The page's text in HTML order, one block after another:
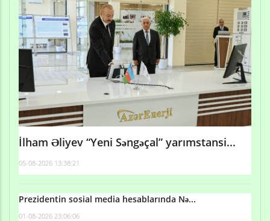
İlham Əliyev “Yeni Səngəçal” yarımstansi...
05-08-2026 13:38:21
Prezidentin sosial media hesablarında Nə...
01-08-2026 23:06:06